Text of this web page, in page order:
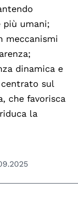
umani;
meccanismi
dinamica e
sul
che favorisca
la